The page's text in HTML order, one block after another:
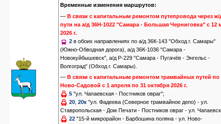
Временные изменения маршрутов:
—В связи с капитальным ремонтом путепровода через ж/
пути на а/д 36Н-1022 "Самара - Большая Черниговка" с 12
2026 г.
2 в обоих направлениях по а/д 36К-143 "Обход г. Самары"
(Южно-Обводная дорога), а/д 36К-1036 "Самара -
Новокуйбышевск", а/д Р-229 "Самара - Пугачёв - Энгельс -
Волгоград" (Обход г. Самары).
— В связи с капитальным ремонтом трамвайных путей по
Ново-Садовой с 1 апреля по 31 октября 2026 г.
5 "ул. Чапаевская - Постников овраг";
20 ,20к "ул. Фадеева (Северное трамвайное депо) - ул.
Ставропольская - Дом Печати - Постников овраг - ул.
22 "15-й микрорайон - Барбошина поляна - ул. Ново-